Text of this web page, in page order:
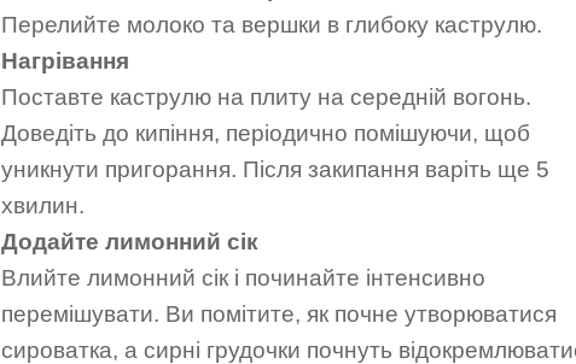
Перелийте молоко та вершки в глибоку каструлю.
Нагрівання
Поставте каструлю на плиту на середній вогонь.
Доведіть до кипіння, періодично помішуючи, щоб
уникнути пригорання. Після закипання варіть ще 5
хвилин.
Додайте лимонний сік
Влийте лимонний сік і починайте інтенсивно
перемішувати. Ви помітите, як почне утворюватися
сироватка, а сирні грудочки почнуть